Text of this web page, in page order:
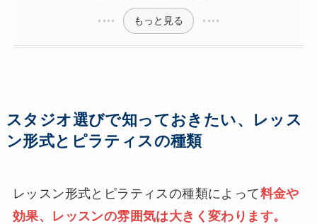
もっと見る
スタジオ選びで知っておきたい、レッス
ン形式とピラティスの種類
レッスン形式とピラティスの種類によって料金や
効果、レッスンの雰囲気は大きく変わります。